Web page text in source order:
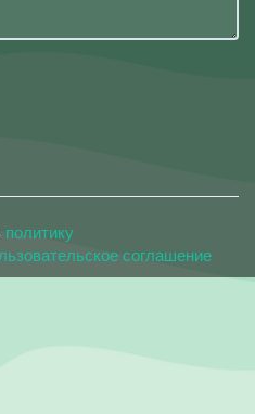
политику
соглашение